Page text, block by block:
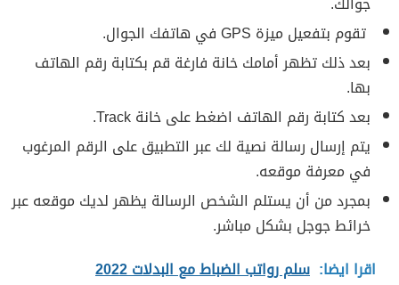
تقوم بتفعيل ميزة GPS في هاتفك الجوال.
بعد ذلك تظهر أمامك خانة فارغة قم بكتابة رقم الهاتف
بها.
بعد كتابة رقم الهاتف اضغط على خانة Track.
يتم إرسال رسالة نصية لك عبر التطبيق على الرقم المرغوب
في معرفة موقعه.
بمجرد من أن يستلم الشخص الرسالة يظهر لديك موقعه عبر
خرائط جوجل بشكل مباشر.
اقرا ايضا: سلم رواتب الضباط مع البدلات 2022